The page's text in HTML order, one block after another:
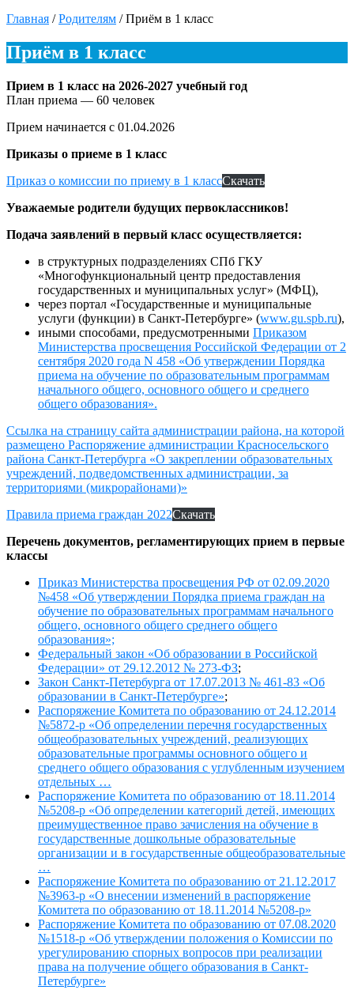
Главная /Родителям /Приём в 1 класс
Приём в 1 класс
Прием в 1 класс на 2026-2027 учебный год
План приема — 60 человек
Прием начинается с 01.04.2026
Приказы о приеме в 1 класс
Приказ о комиссии по приему в 1 классСкачать
Уважаемые родители будущих первоклассников!
Подача заявлений в первый класс осуществляется:
в структурных подразделениях СПб ГКУ
«Многофункциональный центр предоставления
государственных и муниципальных услуг» (МФЦ),
через портал «Государственные и муниципальные
услуги (функции) в Санкт-Петербурге» (www.gu.spb.ru),
иными способами, предусмотренными Приказом
Министерства просвещения Российской Федерации от 2
сентября 2020 года N 458 «Об утверждении Порядка
приема на обучение по образовательным программам
начального общего, основного общего и среднего
общего образования».
Ссылка на страницу сайта администрации района, на которой
размещено Распоряжение администрации Красносельского
района Санкт‑Петербурга «О закреплении образовательных
учреждений, подведомственных администрации, за
территориями (микрорайонами)»
Правила приема граждан 2022Скачать
Перечень документов, регламентирующих прием в первые
классы
Приказ Министерства просвещения РФ от 02.09.2020
№458 «Об утверждении Порядка приема граждан на
обучение по образовательных программам начального
общего, основного общего среднего общего
образования»;
Федеральный закон «Об образовании в Российской
Федерации» от 29.12.2012 № 273-ФЗ;
Закон Санкт-Петербурга от 17.07.2013 № 461-83 «Об
образовании в Санкт-Петербурге»;
Распоряжение Комитета по образованию от 24.12.2014
№5872-р «Об определении перечня государственных
общеобразовательных учреждений, реализующих
образовательные программы основного общего и
среднего общего образования с углубленным изучением
отдельных …
Распоряжение Комитета по образованию от 18.11.2014
№5208-р «Об определении категорий детей, имеющих
преимущественное право зачисления на обучение в
государственные дошкольные образовательные
организации и в государственные общеобразовательные
…
Распоряжение Комитета по образованию от 21.12.2017
№3963-р «О внесении изменений в распоряжение
Комитета по образованию от 18.11.2014 №5208-р»
Распоряжение Комитета по образованию от 07.08.2020
№1518-р «Об утверждении положения о Комиссии по
урегулированию спорных вопросов при реализации
права на получение общего образования в Санкт-
Петербурге»